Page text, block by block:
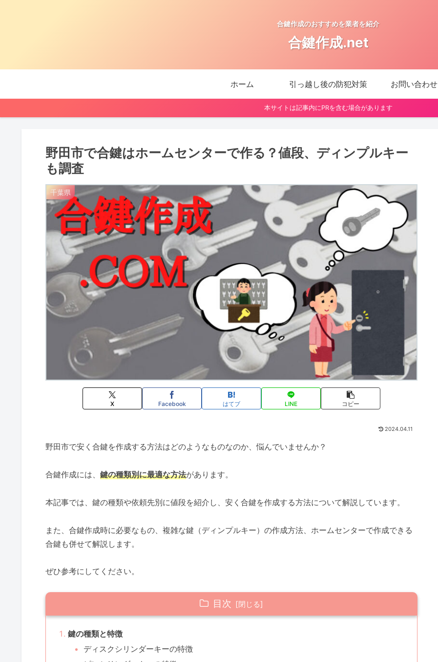
合鍵作成のおすすめを業者を紹介
合鍵作成.net
ホーム 引っ越し後の防犯対策 お問い合わせ
本サイトは記事内にPRを含む場合があります
野田市で合鍵はホームセンターで作る？値段、ディンプルキー
も調査
千葉県
X Facebook はてブ LINE コピー
2024.04.11
野田市で安く合鍵を作成する方法はどのようなものなのか、悩んでいませんか？
合鍵作成には、 鍵の種類別に最適な方法があります。
本記事では、鍵の種類や依頼先別に値段を紹介し、安く合鍵を作成する方法について解説しています。
また、合鍵作成時に必要なもの、複雑な鍵（ディンプルキー）の作成方法、ホームセンターで作成できる
合鍵も併せて解説します。
ぜひ参考にしてください。
目次
鍵の種類と特徴
ディスクシリンダーキーの特徴